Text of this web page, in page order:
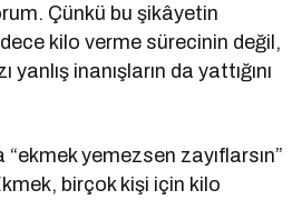
Çünkü bu şikâyetin
kilo verme sürecinin değil,
inanışların da yattığını
yemezsen zayıflarsın”
birçok kişi için kilo